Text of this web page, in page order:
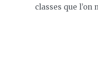
classes que l’on